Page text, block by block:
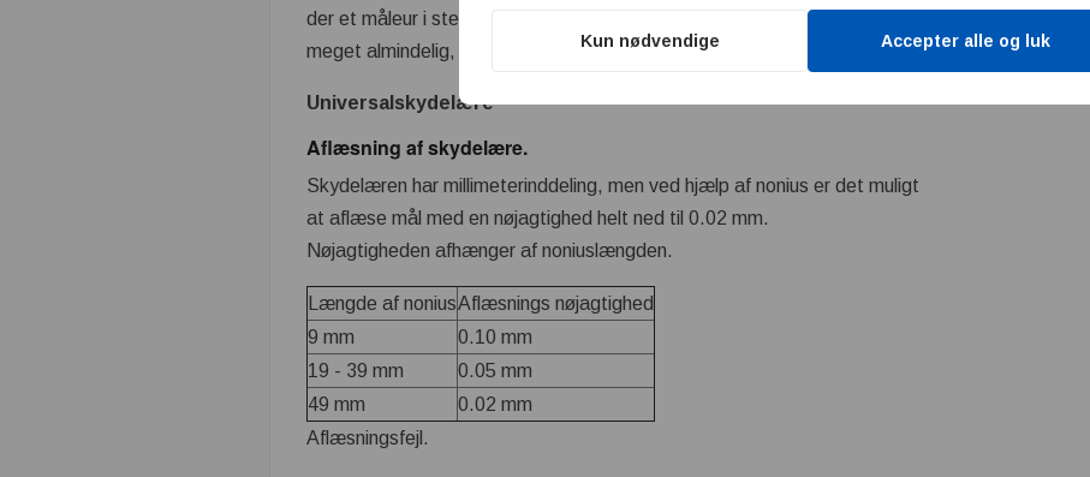
der et måleur i stedet for nonius. Her kan man få en aflæsning i 0,02mm. Digital aflæsning
meget almindelig, og her fås en aflæsning i 0,01mm
Universalskydelære
Aflæsning af skydelære.
Skydelæren har millimeterinddeling, men ved hjælp af nonius er det muligt
at aflæse mål med en nøjagtighed helt ned til 0.02 mm.
Nøjagtigheden afhænger af noniuslængden.
Længde af noniusAflæsnings nøjagtighed
9 mm
0.10 mm
19 - 39 mm
0.05 mm
49 mm
0.02 mm
Aflæsningsfejl.
Kun nødvendige Accepter alle og luk